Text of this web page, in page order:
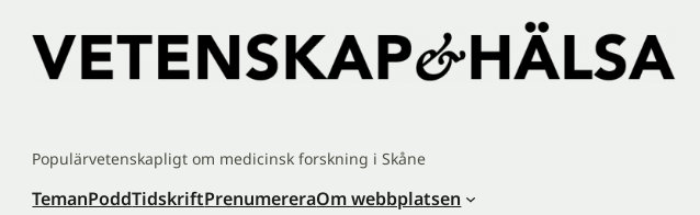
innehåll
Populärvetenskapligt om medicinsk forskning i Skåne
TemanPoddTidskriftPrenumereraOm webbplatsen